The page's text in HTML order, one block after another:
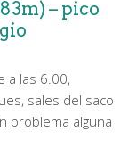
– pico
a las 6.00,
sales del saco
problema alguna